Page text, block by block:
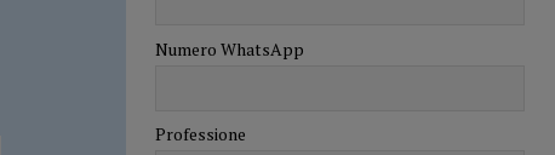
Numero WhatsApp
Professione